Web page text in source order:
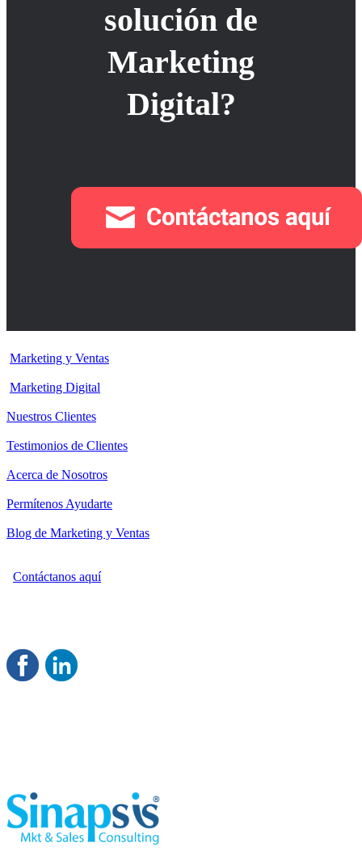
solución de
Marketing
Digital?
Marketing y Ventas
Marketing Digital
Nuestros Clientes
Testimonios de Clientes
Acerca de Nosotros
Permítenos Ayudarte
Blog de Marketing y Ventas
Contáctanos aquí